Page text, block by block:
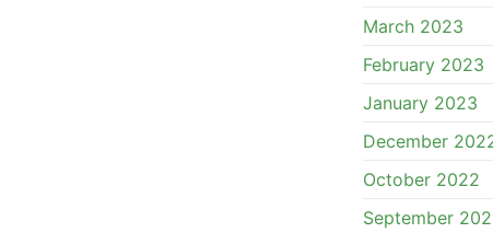
March 2023
February 2023
January 2023
December
October 2022
September